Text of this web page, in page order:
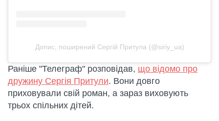
Допис, поширений Сергій Притула (@siriy_ua)
Раніше "Телеграф" розповідав, що відомо про
дружину Сергія Притули. Вони довго
приховували свій роман, а зараз виховують
трьох спільних дітей.